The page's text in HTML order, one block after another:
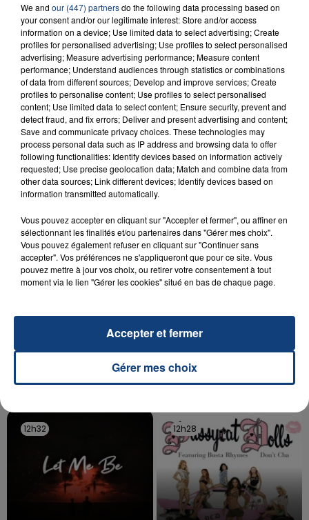
23 juillet 2026
INCENDIE MORTEL À LENS : UNE FEMME ET
SON BÉBÉ ENTRE LA VIE ET LA...
Un homme s'est immolé par le feu après avoir
aspergé sa compagne et leur bébé de trois mois
d'un liquide inflammable.
OPÉRER DE LA CHEVILLE RESSORT DE LA...
La famille a porté plainte contre la clinique qui a
reconnu sa responsabilité et présenté ses
TITRES DIFFUSÉS
12h32
12h32 12h28
12h28
We and our (447) partnersdo the following data processing based on
your consent and/or our legitimate interest: Store and/or access
information on a device; Use limited data to select advertising; Create
profiles for personalised advertising; Use profiles to select personalised
advertising; Measure advertising performance; Measure content
performance; Understand audiences through statistics or combinations
of data from different sources; Develop and improve services; Create
profiles to personalise content; Use profiles to select personalised
content; Use limited data to select content; Ensure security, prevent and
detect fraud, and fix errors; Deliver and present advertising and content;
Save and communicate privacy choices. These technologies may
process personal data such as IP address and browsing data to offer
following functionalities: Identify devices based on information actively
requested; Use precise geolocation data; Match and combine data from
other data sources; Link different devices; Identify devices based on
information transmitted automatically.
Vous pouvez accepter en cliquant sur "Accepter et fermer", ou affiner en
sélectionnant les finalités et/ou partenaires dans "Gérer mes choix".
Vous pouvez également refuser en cliquant sur "Continuer sans
accepter". Vos préférences ne s'appliqueront que pour ce site. Vous
pouvez mettre à jour vos choix, ou retirer votre consentement à tout
moment via le lien "Gérer les cookies" situé en bas de chaque page.
Gérer mes choix
Accepter et fermer